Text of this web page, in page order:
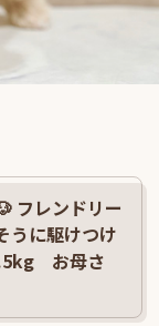
フレンドリー
うに駆けつけ
お母さ